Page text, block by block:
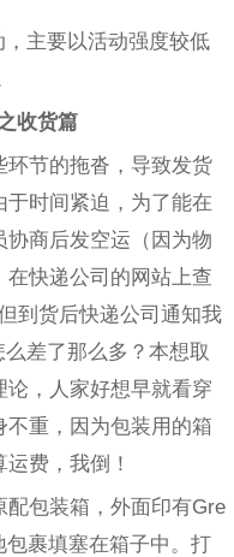
主要以活动强度较低
收货篇
节的拖沓，导致发货
时间紧迫，为了能在
商后发空运（因为物
快递公司的网站上查
到货后快递公司通知我
差了那么多？本想取
，人家好想早就看穿
重，因为包装用的箱
费，我倒！
包装箱，外面印有Gre
裹填塞在箱子中。打